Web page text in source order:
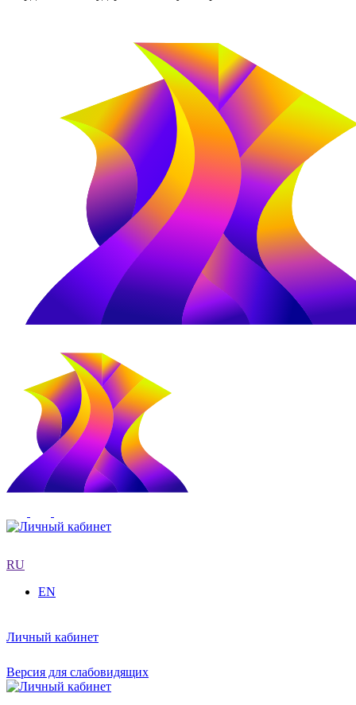
RU
EN
Личный кабинет
Версия для слабовидящих